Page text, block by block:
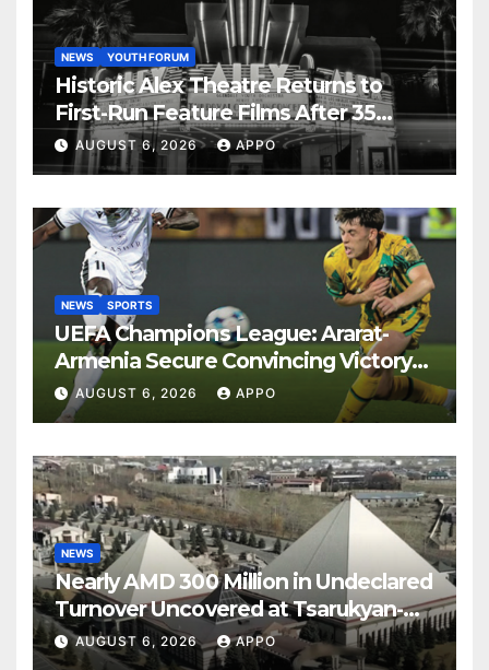
NEWS YOUTH FORUM
Historic Alex Theatre Returns to
First-Run Feature Films After 35
Years
AUGUST 6, 2026 APPO
NEWS SPORTS
UEFA Champions League: Ararat-
Armenia Secure Convincing Victory
Over Shamrock Rovers 2-0
AUGUST 6, 2026 APPO
NEWS
Nearly AMD 300 Million in Undeclared
Turnover Uncovered at Tsarukyan-
Owned Entertainment Center
AUGUST 6, 2026 APPO